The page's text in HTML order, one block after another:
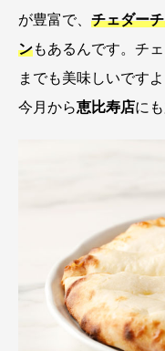
が豊富で、 チェダー
ンもあるんです。チ
までも美味しいです
今月から恵比寿店に